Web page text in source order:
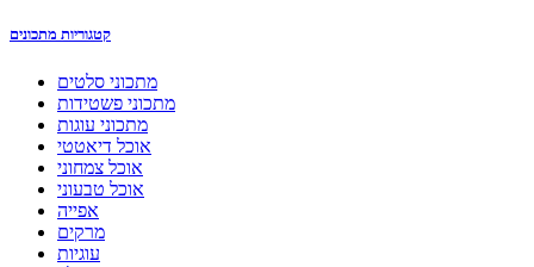
קטגוריות מתכונים
מתכוני סלטים
מתכוני פשטידות
מתכוני עוגות
אוכל דיאטטי
אוכל צמחוני
אוכל טבעוני
אפייה
מרקים
עוגיות